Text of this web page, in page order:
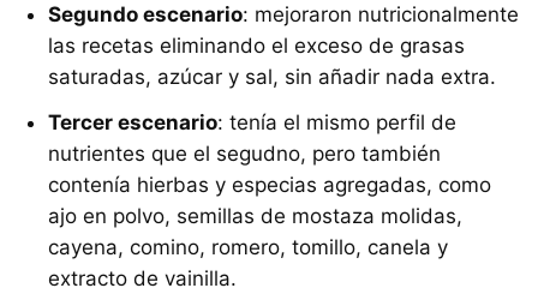
Segundo escenario: mejoraron nutricionalmente
las recetas eliminando el exceso de grasas
saturadas, azúcar y sal, sin añadir nada extra.
Tercer escenario: tenía el mismo perfil de
nutrientes que el segudno, pero también
contenía hierbas y especias agregadas, como
ajo en polvo, semillas de mostaza molidas,
cayena, comino, romero, tomillo, canela y
extracto de vainilla.